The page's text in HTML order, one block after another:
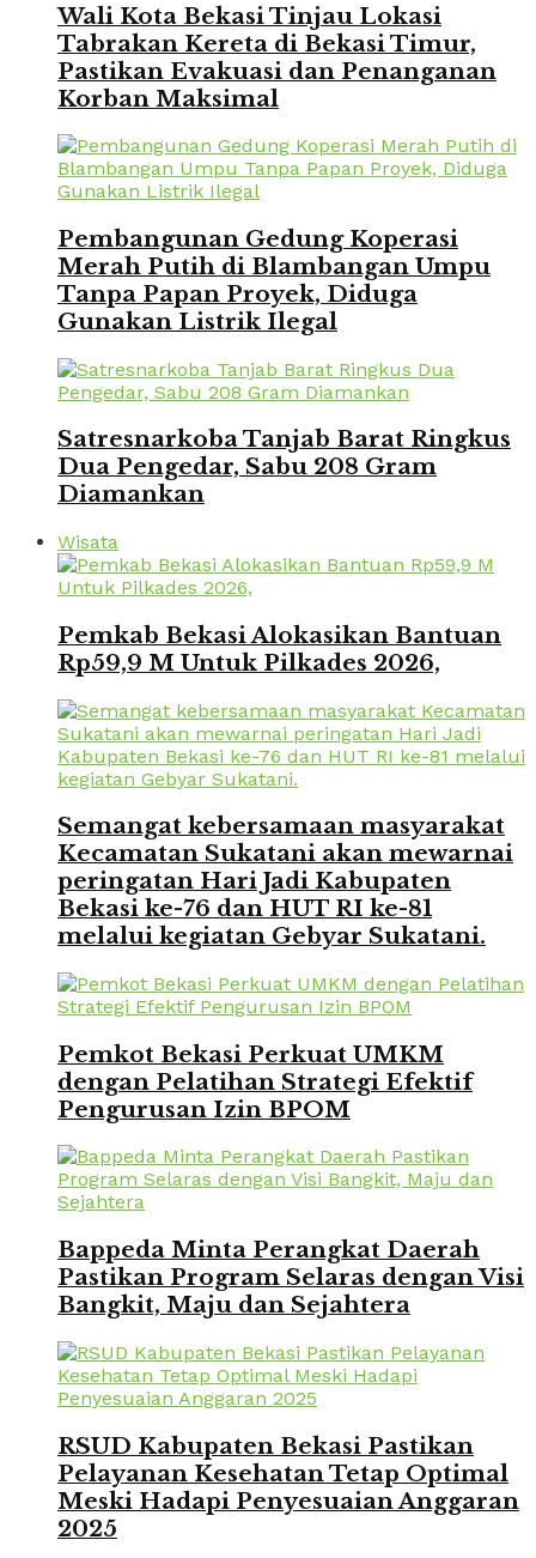
Wali Kota Bekasi Tinjau Lokasi
Tabrakan Kereta di Bekasi Timur,
Pastikan Evakuasi dan Penanganan
Korban Maksimal
Pembangunan Gedung Koperasi
Merah Putih di Blambangan Umpu
Tanpa Papan Proyek, Diduga
Gunakan Listrik Ilegal
Satresnarkoba Tanjab Barat Ringkus
Dua Pengedar, Sabu 208 Gram
Diamankan
Wisata
Pemkab Bekasi Alokasikan Bantuan
Rp59,9 M Untuk Pilkades 2026,
Semangat kebersamaan masyarakat
Kecamatan Sukatani akan mewarnai
peringatan Hari Jadi Kabupaten
Bekasi ke-76 dan HUT RI ke-81
melalui kegiatan Gebyar Sukatani.
Pemkot Bekasi Perkuat UMKM
dengan Pelatihan Strategi Efektif
Pengurusan Izin BPOM
Bappeda Minta Perangkat Daerah
Pastikan Program Selaras dengan Visi
Bangkit, Maju dan Sejahtera
RSUD Kabupaten Bekasi Pastikan
Pelayanan Kesehatan Tetap Optimal
Meski Hadapi Penyesuaian Anggaran
2025